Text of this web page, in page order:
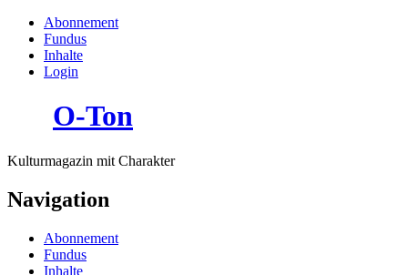
Abonnement
Fundus
Inhalte
Login
O-Ton
Kulturmagazin mit Charakter
Navigation
Abonnement
Fundus
Inhalte